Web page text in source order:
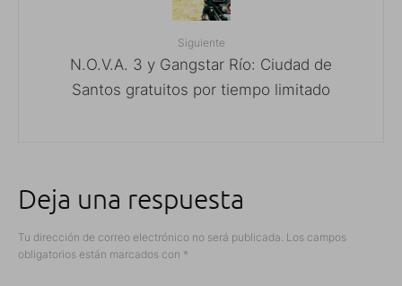
Siguiente
N.O.V.A. 3 y Gangstar Río: Ciudad de
Santos gratuitos por tiempo limitado
Deja una respuesta
Tu dirección de correo electrónico no será publicada. Los campos
obligatorios están marcados con *